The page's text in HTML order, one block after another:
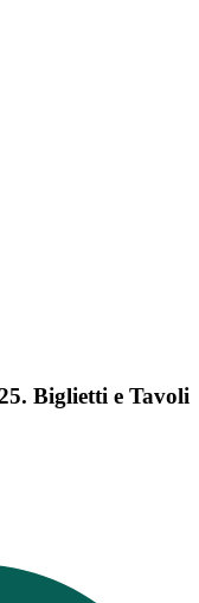
Biglietti e Tavoli